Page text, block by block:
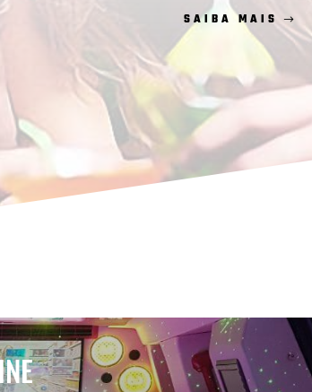
SAIBA MAIS